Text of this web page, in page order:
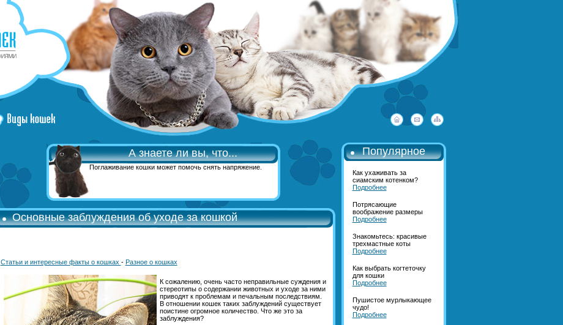
А знаете ли вы, что...
Поглаживание кошки может помочь снять напряжение.
Основные заблуждения об уходе за кошкой
Статьи и интересные факты о кошках - Разное о кошках
К сожалению, очень часто неправильные суждения и
стереотипы о содержании животных и уходе за ними
приводят к проблемам и печальным последствиям.
В отношении кошек таких заблуждений существует
поистине огромное количество. Что же это за
заблуждения?
Популярное
Как ухаживать за
сиамским котенком?
Подробнее
Потрясающие
воображение размеры
Подробнее
Знакомьтесь: красивые
трехмастные коты
Подробнее
Как выбрать когтеточку
для кошки
Подробнее
Пушистое мурлыкающее
чудо!
Подробнее